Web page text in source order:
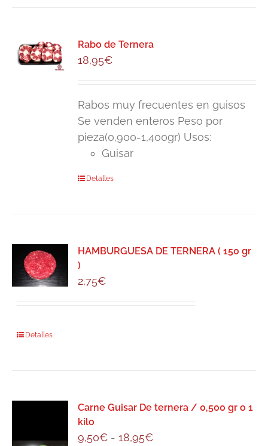
Rabo de Ternera
18,95€
Rabos muy frecuentes en guisos
Se venden enteros Peso por
pieza(0,900-1,400gr) Usos:
Guisar
Detalles
HAMBURGUESA DE TERNERA ( 150 gr
)
2,75€
Detalles
Carne Guisar De ternera / 0,500 gr o 1
kilo
9,50€ - 18,95€Rango